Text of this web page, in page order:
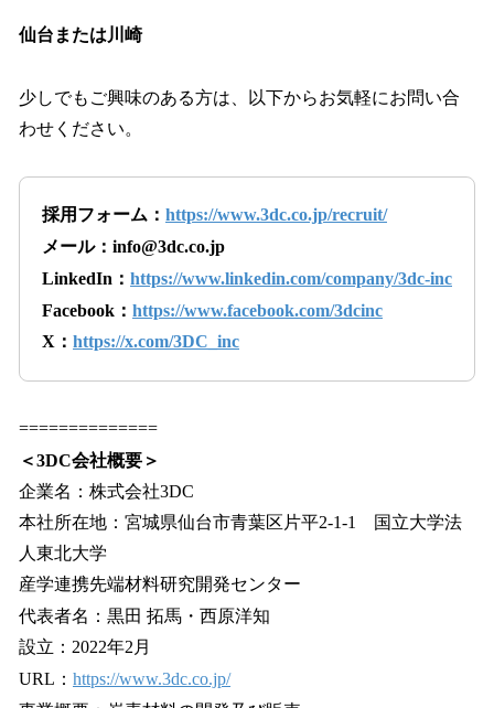
仙台または川崎
少しでもご興味のある方は、以下からお気軽にお問い合
わせください。
採用フォーム： https://www.3dc.co.jp/recruit/
メール：info@3dc.co.jp
LinkedIn： https://www.linkedin.com/company/3dc-inc
Facebook： https://www.facebook.com/3dcinc
X： https://x.com/3DC_inc
==============
＜3DC会社概要＞
企業名：株式会社3DC
本社所在地：宮城県仙台市青葉区片平2-1-1 国立大学法
人東北大学
産学連携先端材料研究開発センター
代表者名：黒田 拓馬・西原洋知
設立：2022年2月
URL： https://www.3dc.co.jp/